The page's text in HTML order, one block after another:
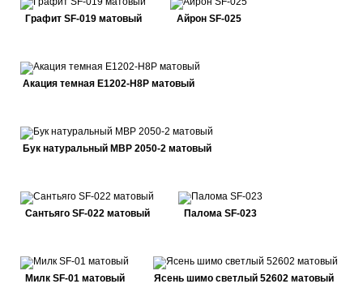
Графит SF-019 матовый Айрон SF-025
Акация темная E1202-H8P матовый
Бук натуральный MBP 2050-2 матовый
Сантьяго SF-022 матовый Палома SF-023
Милк SF-01 матовый Ясень шимо светлый 52602 матовый